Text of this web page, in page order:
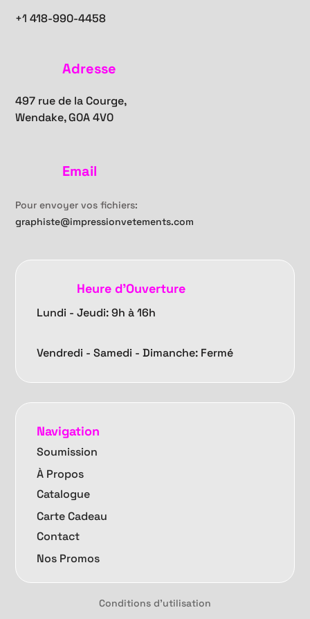
+1418-990-4458
Adresse
497 rue de la Courge,
Wendake, G0A 4V0
Email
Pour envoyer vos fichiers:
graphiste@impressionvetements.com
Heure d'Ouverture
Lundi - Jeudi: 9h à 16h
Vendredi -Samedi - Dimanche: Fermé
Navigation
Soumission
À Propos
Catalogue
Carte Cadeau
Contact
Nos Promos
Conditions d'utilisation